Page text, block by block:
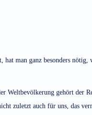
hat man ganz besonders
Weltbevölkerung gehört der
zuletzt auch für uns, das